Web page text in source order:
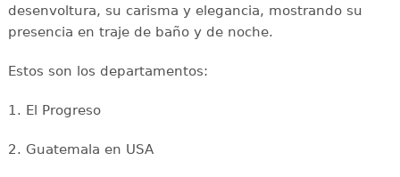
desenvoltura, su carisma y elegancia, mostrando su
presencia en traje de baño y de noche.
Estos son los departamentos:
1. El Progreso
2. Guatemala en USA